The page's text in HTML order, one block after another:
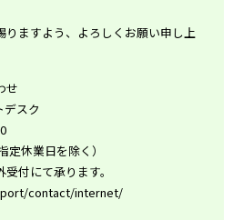
ますよう、よろしくお願い申し上
せ
デスク
定休業日を除く）
付にて承ります。
contact/internet/